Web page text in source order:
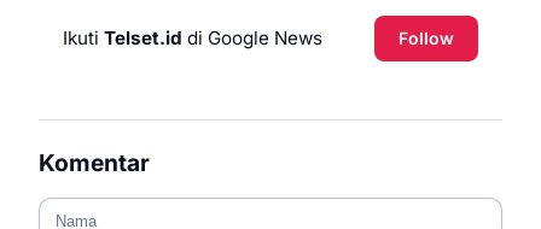
Ikuti Telset.id di Google News Follow
Komentar